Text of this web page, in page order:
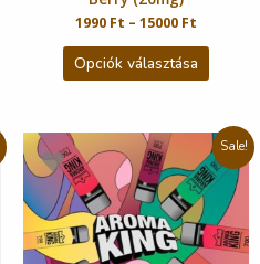
1990 Ft – 15000 Ft
Opciók választása
Sale!